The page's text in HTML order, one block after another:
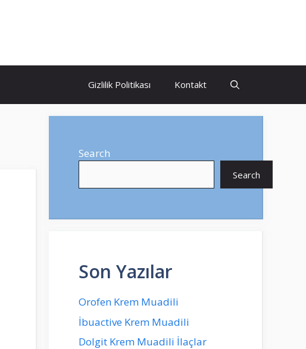
Gizlilik Politikası Kontakt
Search
Search
Son Yazılar
Orofen Krem Muadili
İbuactive Krem Muadili
Dolgit Krem Muadili İlaçlar